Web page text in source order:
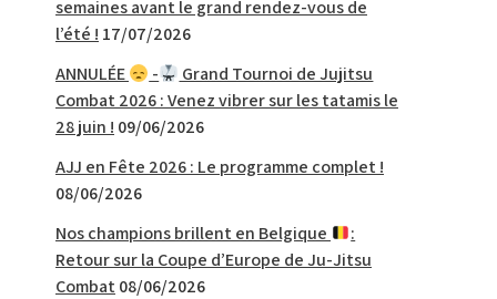
semaines avant le grand rendez-vous de
l’été ! 17/07/2026
ANNULÉE
-
Grand Tournoi de Jujitsu
Combat 2026 : Venez vibrer sur les tatamis le
28 juin ! 09/06/2026
AJJ en Fête 2026 : Le programme complet !
08/06/2026
Nos champions brillent en Belgique
:
Retour sur la Coupe d’Europe de Ju-Jitsu
Combat 08/06/2026